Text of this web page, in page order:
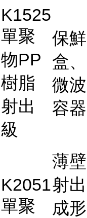
K1525
單聚
物PP
樹脂
射出
級
保鮮
盒、
微波
容器
K2051
單聚
薄壁
射出
成形